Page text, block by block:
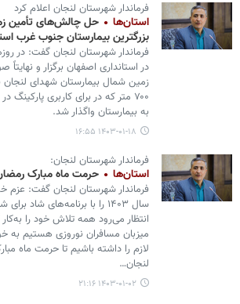
فرماندار شهرستان لنجان اعلام کرد
استان‌ها
حل چالش‌های تأمین
بزرگترین بیمارستان جنوب غرب
فرماندار شهرستان لنجان گفت: در
در استانداری اصفهان برگزار و
زمین شمال بیمارستان شهدای لنجان
۷۰۰ متر که در برای کاربری
به بیمارستان واگذار شد.
۱۴۰۳-۰۱-۱۸ ۱۶:۵۵
فرماندار شهرستان لنجان:
استان‌ها حرمت ماه مبارک
فرماندار شهرستان لنجان گفت: عزم
سال ۱۴۰۳ را با برنامه‌های شاد
انتظار می‌رود همه تلاش خود را به‌کار
میزبان مسافران نوروزی هستیم به
لازم را داشته باشیم تا حرمت ماه
لنجان…
۱۴۰۳-۰۱-۰۲ ۲۱:۱۶